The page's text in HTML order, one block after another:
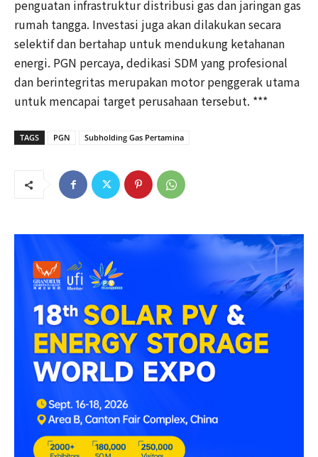
penguatan infrastruktur distribusi gas dan jaringan gas
rumah tangga. Investasi juga akan dilakukan secara
selektif dan bertahap untuk mendukung ketahanan
energi. PGN percaya, dedikasi SDM yang profesional
dan berintegritas merupakan motor penggerak utama
untuk mencapai target perusahaan tersebut. ***
TAGS PGN Subholding Gas Pertamina